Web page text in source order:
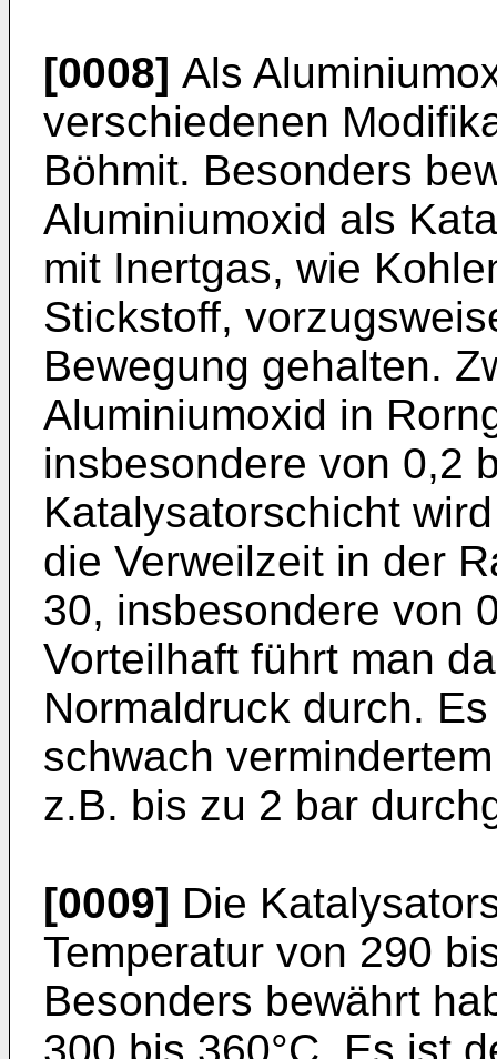
[0008] Als
verschiedenen
Böhmit. Besonders
Aluminiumoxid als
mit Inertgas, wie
Stickstoff,
Bewegung gehalten.
Aluminiumoxid in
insbesondere von 0,2
Katalysatorschicht
die Verweilzeit in der
30, insbesondere von
Vorteilhaft führt man
Normaldruck durch.
schwach
z.B. bis zu 2 bar
[0009] Die
Temperatur von 290
Besonders bewährt